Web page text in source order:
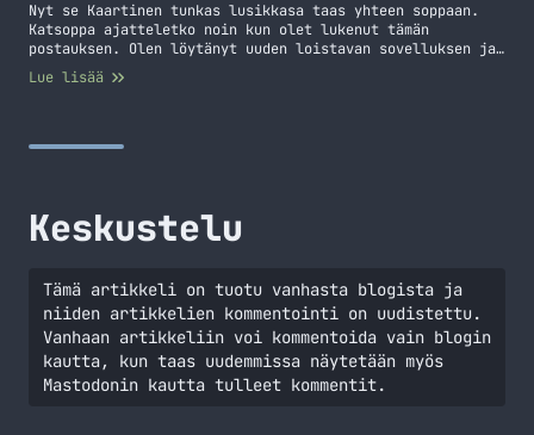
Nyt se Kaartinen tunkas lusikkasa taas yhteen soppaan.
Katsoppa ajatteletko noin kun olet lukenut tämän
postauksen. Olen löytänyt uuden loistavan sovelluksen ja
sen nimi on FluxBB. Tämähän on loistava keskustelupalsta
sovellus ja olen suorastaan tykästynyt siihen näiden
yhteisöön. Kyllä! Luit oikein,… Jatka lukemista FluxBB
Lue lisää
Keskustelu
Tämä artikkeli on tuotu vanhasta blogista ja
niiden artikkelien kommentointi on uudistettu.
Vanhaan artikkeliin voi kommentoida vain blogin
kautta, kun taas uudemmissa näytetään myös
Mastodonin kautta tulleet kommentit.